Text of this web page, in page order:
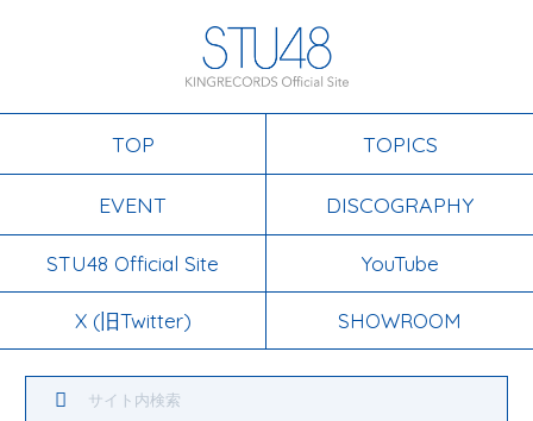
TOP TOPICS
EVENT DISCOGRAPHY
STU48 Official Site YouTube
X (旧Twitter) SHOWROOM